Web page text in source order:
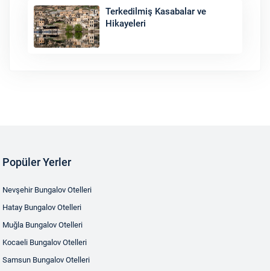
Terkedilmiş Kasabalar ve
Hikayeleri
Popüler Yerler
Nevşehir Bungalov Otelleri
Hatay Bungalov Otelleri
Muğla Bungalov Otelleri
Kocaeli Bungalov Otelleri
Samsun Bungalov Otelleri